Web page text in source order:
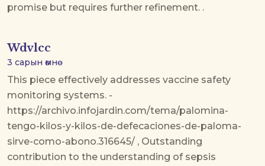
promise but requires further refinement. .
Wdvlcc
3 сарын өмнө
This piece effectively addresses vaccine safety
monitoring systems. -
https://archivo.infojardin.com/tema/palomina-
tengo-kilos-y-kilos-de-defecaciones-de-paloma-
sirve-como-abono.316645/ , Outstanding
contribution to the understanding of sepsis